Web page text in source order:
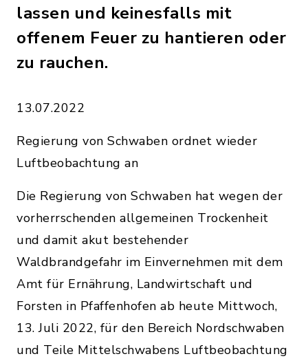
lassen und keinesfalls mit
offenem Feuer zu hantieren oder
zu rauchen.
13.07.2022
Regierung von Schwaben ordnet wieder
Luftbeobachtung an
Die Regierung von Schwaben hat wegen der
vorherrschenden allgemeinen Trockenheit
und damit akut bestehender
Waldbrandgefahr im Einvernehmen mit dem
Amt für Ernährung, Landwirtschaft und
Forsten in Pfaffenhofen ab heute Mittwoch,
13. Juli 2022, für den Bereich Nordschwaben
und Teile Mittelschwabens Luftbeobachtung